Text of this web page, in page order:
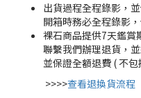
出貨過程全程錄影，
開箱時務必全程錄影
裸石商品提供7天鑑賞
聯繫我們辦理退貨，
並保證全額退費 ( 不包
>>>>查看退換貨流程